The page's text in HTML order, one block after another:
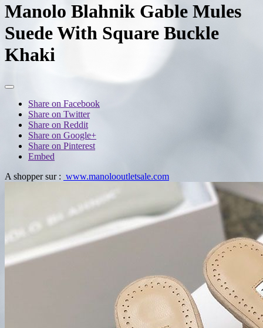
Manolo Blahnik Gable Mules
Suede With Square Buckle
Khaki
Share on Facebook
Share on Twitter
Share on Reddit
Share on Google+
Share on Pinterest
Embed
A shopper sur : www.manolooutletsale.com